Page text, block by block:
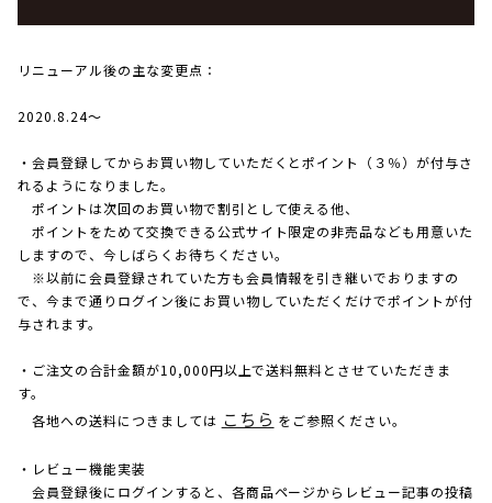
リニューアル後の主な変更点：
2020.8.24～
・会員登録してからお買い物していただくとポイント（３％）が付与さ
れるようになりました。
ポイントは次回のお買い物で割引として使える他、
ポイントをためて交換できる公式サイト限定の非売品なども用意いた
しますので、今しばらくお待ちください。
※以前に会員登録されていた方も会員情報を引き継いでおりますの
で、今まで通りログイン後にお買い物していただくだけでポイントが付
与されます。
・ご注文の合計金額が10,000円以上で送料無料とさせていただきま
す。
各地への送料につきましては こちら をご参照ください。
・レビュー機能実装
会員登録後にログインすると、各商品ページからレビュー記事の投稿